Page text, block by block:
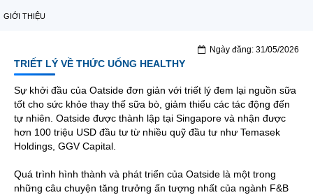
GIỚI THIỆU
Ngày đăng: 31/05/2026
TRIẾT LÝ VỀ THỨC UỐNG HEALTHY
Sự khởi đầu của Oatside đơn giản với triết lý đem lại nguồn sữa
tốt cho sức khỏe thay thế sữa bò, giảm thiểu các tác động đến
tự nhiên. Oatside được thành lập tại Singapore và nhận được
hơn 100 triệu USD đầu tư từ nhiều quỹ đầu tư như Temasek
Holdings, GGV Capital.
Quá trình hình thành và phát triển của Oatside là một trong
những câu chuyện tăng trưởng ấn tượng nhất của ngành F&B